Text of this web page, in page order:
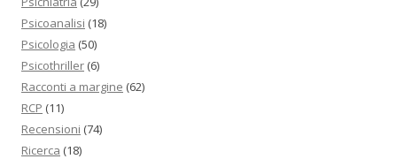
Psicoanalisi (18)
Psicologia (50)
Psicothriller (6)
Racconti a margine (62)
RCP (11)
Recensioni (74)
Ricerca (18)